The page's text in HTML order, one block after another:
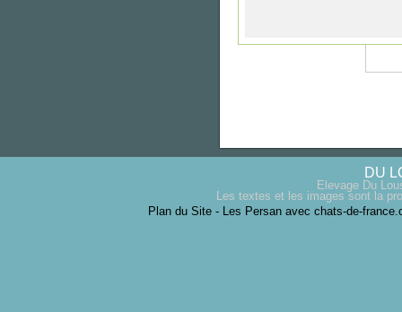
DU
Elevage Du
Les textes et les images sont la
Plan du Site- Les Persan avec chats-de-